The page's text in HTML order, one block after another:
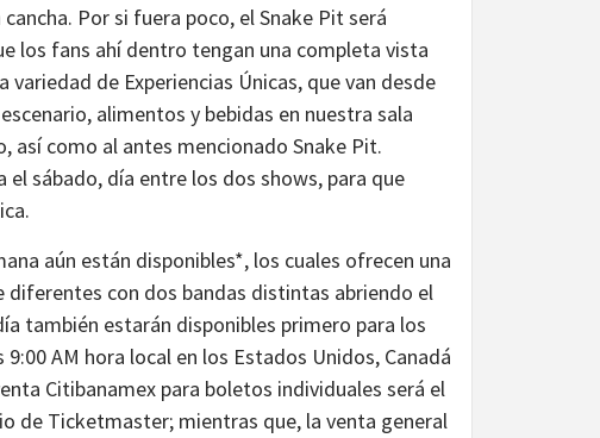
Por si fuera poco, el Snake Pit será
los fans ahí dentro tengan una completa vista
de Experiencias Únicas, que van desde
alimentos y bebidas en nuestra sala
así como al antes mencionado Snake Pit.
sábado, día entre los dos shows, para que
aún están disponibles*, los cuales ofrecen una
con dos bandas distintas abriendo el
también estarán disponibles primero para los
AM hora local en los Estados Unidos, Canadá
Citibanamex para boletos individuales será el
de Ticketmaster; mientras que, la venta general